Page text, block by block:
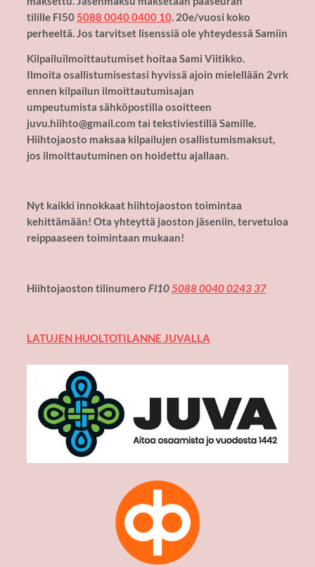
tilille FI505088 0040 0400 10. 20e/vuosi koko
perheeltä. Jos tarvitset lisenssiä ole yhteydessä Samiin
Kilpailuilmoittautumiset hoitaa Sami Viitikko.
Ilmoita osallistumisestasi hyvissä ajoin mielellään 2vrk
ennen kilpailun ilmoittautumisajan
umpeutumista sähköpostilla osoitteen
juvu.hiihto@gmail.com tai tekstiviestillä Samille.
Hiihtojaosto maksaa kilpailujen osallistumismaksut,
jos ilmoittautuminen on hoidettu ajallaan.
Nyt kaikki innokkaat hiihtojaoston toimintaa
kehittämään! Ota yhteyttä jaoston jäseniin, tervetuloa
reippaaseen toimintaan mukaan!
Hiihtojaoston tilinumero FI105088 0040 0243 37
LATUJEN HUOLTOTILANNE JUVALLA